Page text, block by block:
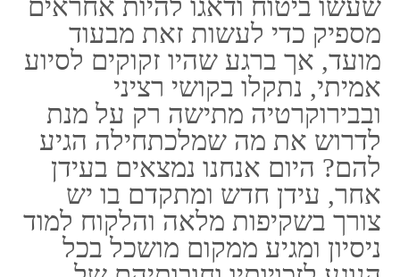
אישיים. עם האפליקציה שלנו
תוכלו לשלם עבור שירותים שונים
המכוסים על ידי הביטוח, ללא
צורך בהוצאות מצידכם. פרגנו
לעצמכם בביטוח שעובד עבורכם
ולא להפך.
פספורטכארד ביטוחים
מאות אלפי תושבים של מדינת
ישראל טסים כל שנה אל עבר
מדינות אשר על פני הגלובוס ואף
דואגים לבטח את עצמם לפני
הטיסה שלהם.